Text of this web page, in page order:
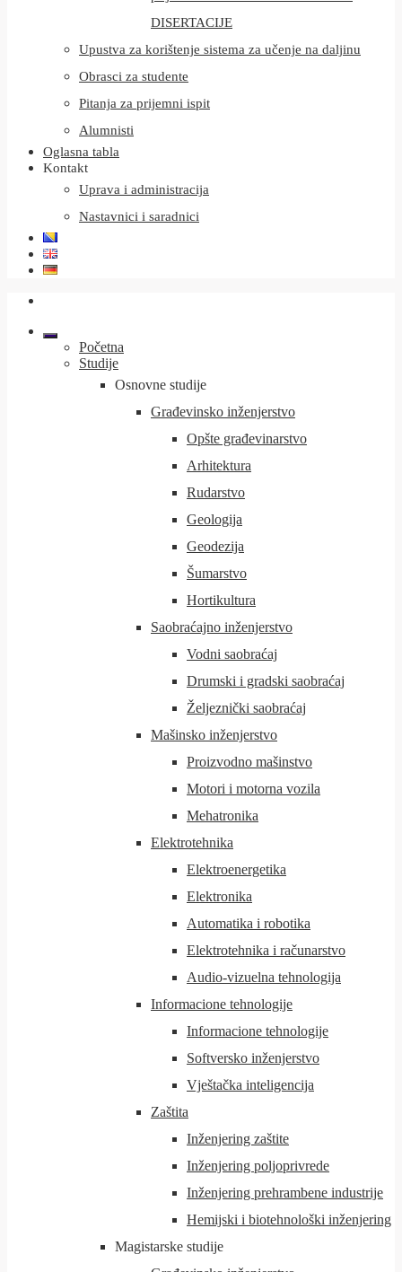
DISERTACIJE
Upustva za korištenje sistema za učenje na daljinu
Obrasci za studente
Pitanja za prijemni ispit
Alumnisti
Oglasna tabla
Kontakt
Uprava i administracija
Nastavnici i saradnici
Početna
Studije
Osnovne studije
Građevinsko inženjerstvo
Opšte građevinarstvo
Arhitektura
Rudarstvo
Geologija
Geodezija
Šumarstvo
Hortikultura
Saobraćajno inženjerstvo
Vodni saobraćaj
Drumski i gradski saobraćaj
Željeznički saobraćaj
Mašinsko inženjerstvo
Proizvodno mašinstvo
Motori i motorna vozila
Mehatronika
Elektrotehnika
Elektroenergetika
Elektronika
Automatika i robotika
Elektrotehnika i računarstvo
Audio-vizuelna tehnologija
Informacione tehnologije
Informacione tehnologije
Softversko inženjerstvo
Vještačka inteligencija
Zaštita
Inženjering zaštite
Inženjering poljoprivrede
Inženjering prehrambene industrije
Hemijski i biotehnološki inženjering
Magistarske studije